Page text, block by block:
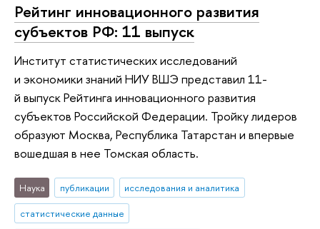
Рейтинг инновационного развития
субъектов РФ: 11 выпуск
Институт статистических исследований
и экономики знаний НИУ ВШЭ представил 11-
й выпуск Рейтинга инновационного развития
субъектов Российской Федерации. Тройку лидеров
образуют Москва, Республика Татарстан и впервые
вошедшая в нее Томская область.
Наука публикации
исследования и аналитика
статистические данные